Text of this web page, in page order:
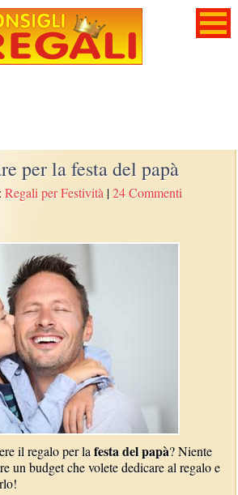
per la festa del papà
Regali per Festività |24 Commenti
il regalo per lafesta del papà? Niente
un budget che volete dedicare al regalo e